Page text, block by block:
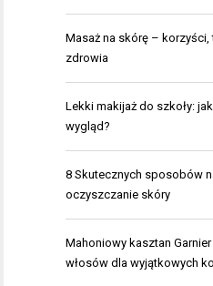
Masaż na skórę –
zdrowia
Lekki makijaż do szkoły:
wygląd?
8 Skutecznych sposobów
oczyszczanie skóry
Mahoniowy kasztan
włosów dla wyjątkowych